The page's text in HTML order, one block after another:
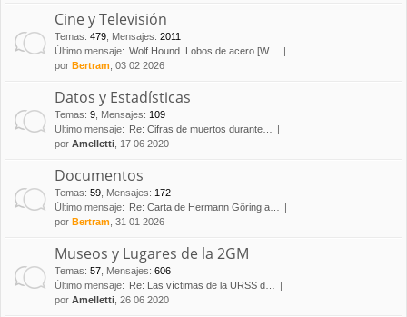
Cine y Televisión
Temas: 479 Mensajes: 2011
Último mensaje: Wolf Hound. Lobos de acero [W…
por Bertram , 03 02 2026
Datos y Estadísticas
Temas: 9 Mensajes: 109
Último mensaje:
Re: Cifras de muertos durante…
por Amelletti , 17 06 2020
Documentos
Temas: 59 Mensajes: 172
Último mensaje:
Re: Carta de Hermann Göring a…
por Bertram , 31 01 2026
Museos y Lugares de la 2GM
Temas: 57 Mensajes: 606
Último mensaje:
Re: Las víctimas de la URSS d…
por Amelletti , 26 06 2020